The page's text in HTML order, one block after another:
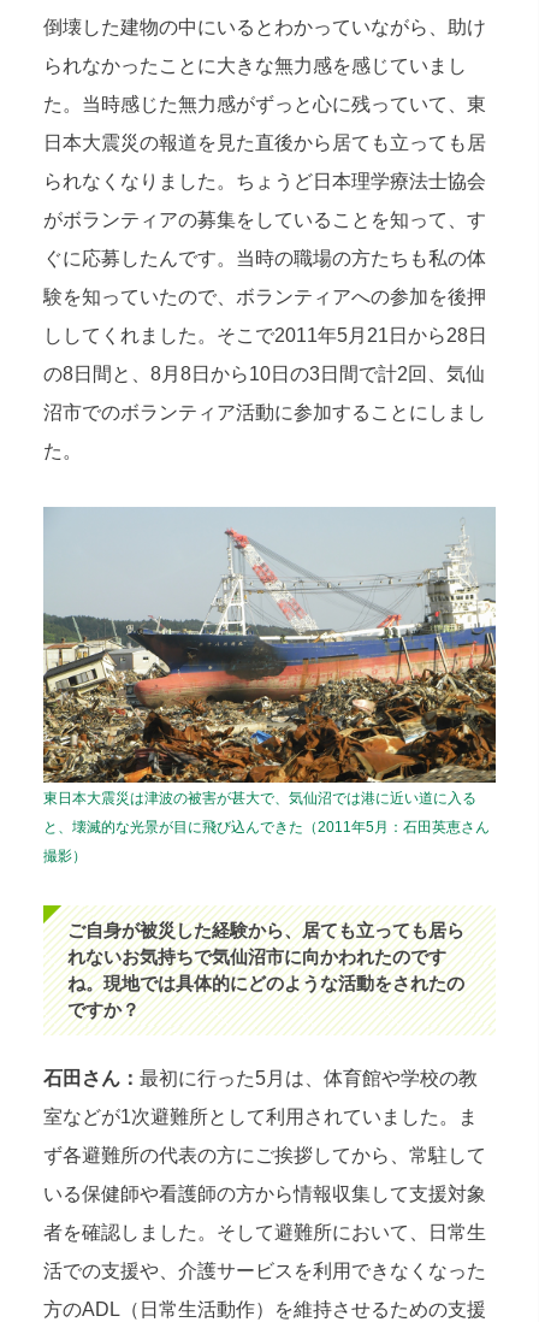
倒壊した建物の中にいるとわかっていながら、助け
られなかったことに大きな無力感を感じていまし
た。当時感じた無力感がずっと心に残っていて、東
日本大震災の報道を見た直後から居ても立っても居
られなくなりました。ちょうど日本理学療法士協会
がボランティアの募集をしていることを知って、す
ぐに応募したんです。当時の職場の方たちも私の体
験を知っていたので、ボランティアへの参加を後押
ししてくれました。そこで2011年5月21日から28日
の8日間と、8月8日から10日の3日間で計2回、気仙
沼市でのボランティア活動に参加することにしまし
た。
東日本大震災は津波の被害が甚大で、気仙沼では港に近い道に入る
と、壊滅的な光景が目に飛び込んできた（2011年5月：石田英恵さん
撮影）
ご自身が被災した経験から、居ても立っても居ら
れないお気持ちで気仙沼市に向かわれたのです
ね。現地では具体的にどのような活動をされたの
ですか？
石田さん： 最初に行った5月は、体育館や学校の教
室などが1次避難所として利用されていました。ま
ず各避難所の代表の方にご挨拶してから、常駐して
いる保健師や看護師の方から情報収集して支援対象
者を確認しました。そして避難所において、日常生
活での支援や、介護サービスを利用できなくなった
方のADL（日常生活動作）を維持させるための支援